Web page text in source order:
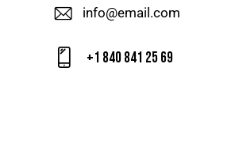
info@email.com
+1 840 841 25 69